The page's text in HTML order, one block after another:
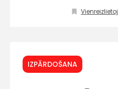
IZPĀRDOŠANA